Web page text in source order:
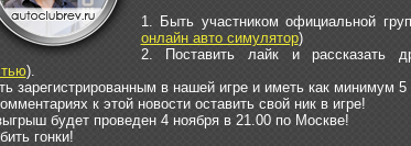
1. Быть участником официальной
онлайн авто симулятор)
2. Поставить лайк и рассказать
).
зарегистрированным в нашей игре и иметь как минимум 5
к этой новости оставить свой ник в игре!
будет проведен 4 ноября в 21.00 по Москве!
гонки!